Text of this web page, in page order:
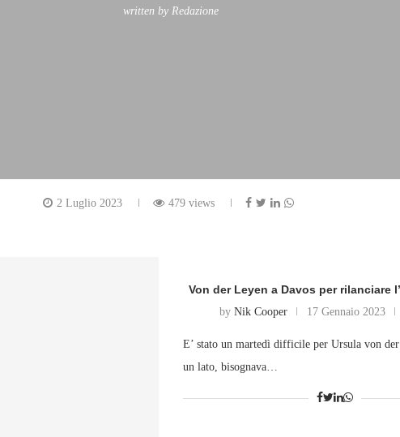
written by Redazione
2 Luglio 2023 479 views
Von der Leyen a Davos per rilanciare
by Nik Cooper 17 Gennaio 2023
E’ stato un martedì difficile per Ursula von
un lato, bisognava…